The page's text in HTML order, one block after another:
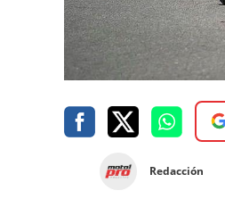
Redacción